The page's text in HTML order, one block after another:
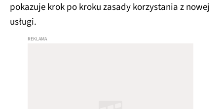
pokazuje krok po kroku zasady korzystania z nowej
usługi.